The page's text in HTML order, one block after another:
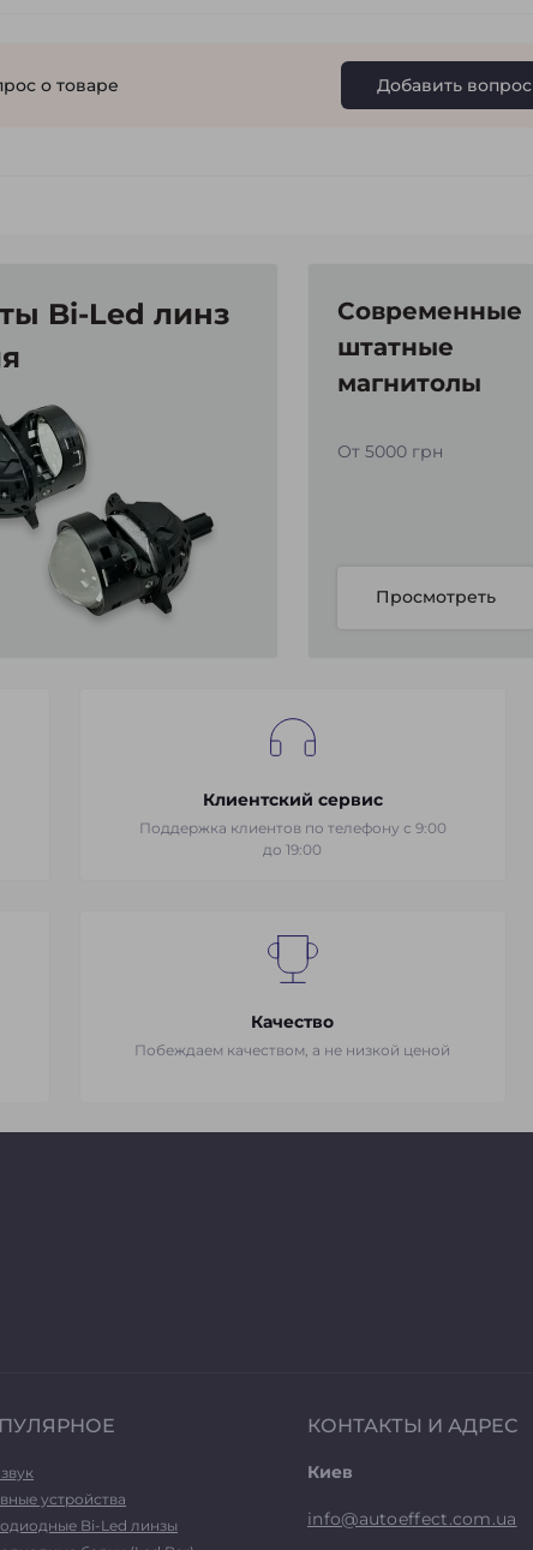
о товаре Добавить вопрос
Bi-Led линз
Современные
штатные
магнитолы
От 5000 грн
Просмотреть
Клиентский сервис
Поддержка клиентов по телефону с 9:00
до 19:00
Качество
Побеждаем качеством, а не низкой ценой
устройства
Bi-Led линзы
КОНТАКТЫ И АДРЕС
Киев
info@autoeffect.com.ua